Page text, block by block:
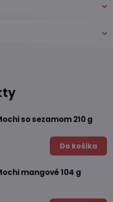
so sezamom 210 g
Do košíka
mangové 104 g